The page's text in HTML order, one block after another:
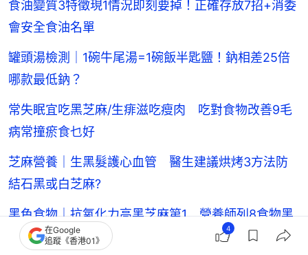
食油變質3特徵現1情況即刻要掉！正確存放7招+消委
會安全食油名單
罐頭湯檢測｜1碗牛尾湯=1碗飯半匙鹽！鈉相差25倍
哪款最低鈉？
常失眠宜吃黑芝麻/生痱滋吃瘦肉 吃對食物改善9毛
病常撞瘀食乜好
芝麻營養｜生黑髮護心血管 醫生建議烘烤3方法防
結石黑或白芝麻?
黑色食物｜抗氧化力高黑芝麻第1 營養師列8食物黑
提籽和皮更有益
在Google
追蹤《香港01》
4